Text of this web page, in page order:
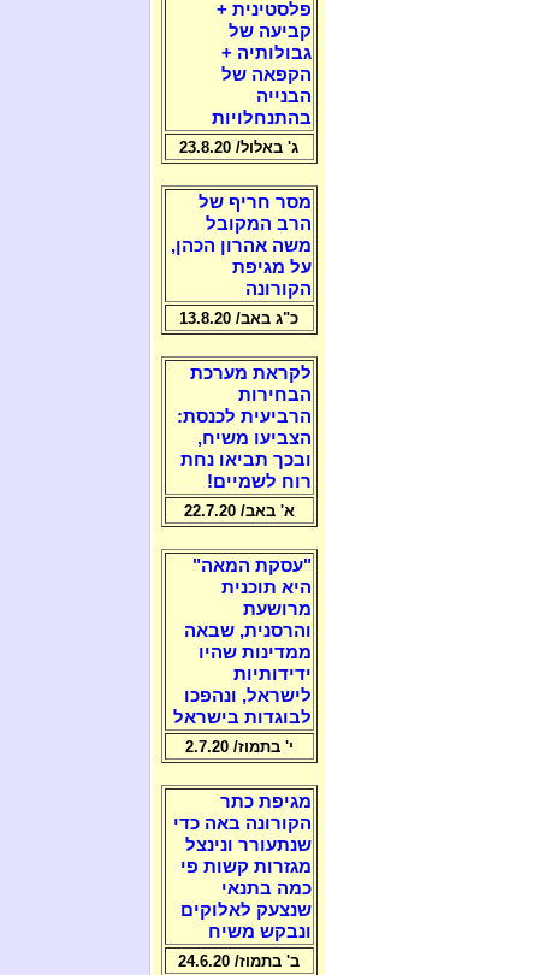
פלסטינית +
קביעה של
גבולותיה +
הקפאה של
הבנייה
בהתנחלויות
ג' באלול/ 23.8.20
מסר חריף של
הרב המקובל
משה אהרון הכהן,
על מגיפת
הקורונה
כ"ג באב/ 13.8.20
לקראת מערכת
הבחירות
הרביעית לכנסת:
הצביעו משיח,
ובכך תביאו נחת
רוח לשמיים!
א' באב/ 22.7.20
"עסקת המאה"
היא תוכנית
מרושעת
והרסנית, שבאה
ממדינות שהיו
ידידותיות
לישראל, ונהפכו
לבוגדות בישראל
י' בתמוז/ 2.7.20
מגיפת כתר
הקורונה באה כדי
שנתעורר ונינצל
מגזרות קשות פי
כמה בתנאי
שנצעק לאלוקים
ונבקש משיח
ב' בתמוז/ 24.6.20